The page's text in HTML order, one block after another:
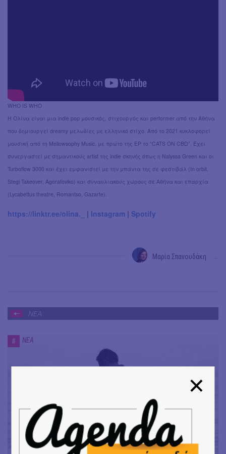
WHO IS WHO
Η Ολίνα είναι μια indie pop μουσικός, στιχουργός και performer από την Αθήνα
που δημιουργεί dreamy μελωδίες με ελληνικό στίχο. Από το 2021 κυκλοφορεί
μουσική από τη Mellowsophy Music, με πρώτο της EP το “CATS ON CBD”. Έχει
συνεργαστεί με σημαντικούς artist της indie σκηνής όπως η Nalyssa Green και οι
Turboflow 3000 και έχει εμφανιστεί με την μπάντα της σε φεστιβάλ (In orbit,
Stegi Takeover, Agorafoviko) και συναυλιακούς χώρους σε Αθήνα και επαρχία
(Lycabettus theatre, Romantso, Gazarte).
https://linktr.ee/olina._ | Instagram | Spotify
Μαρία Σπανουδάκη
ΝΕΑ
# ΝΕΑ